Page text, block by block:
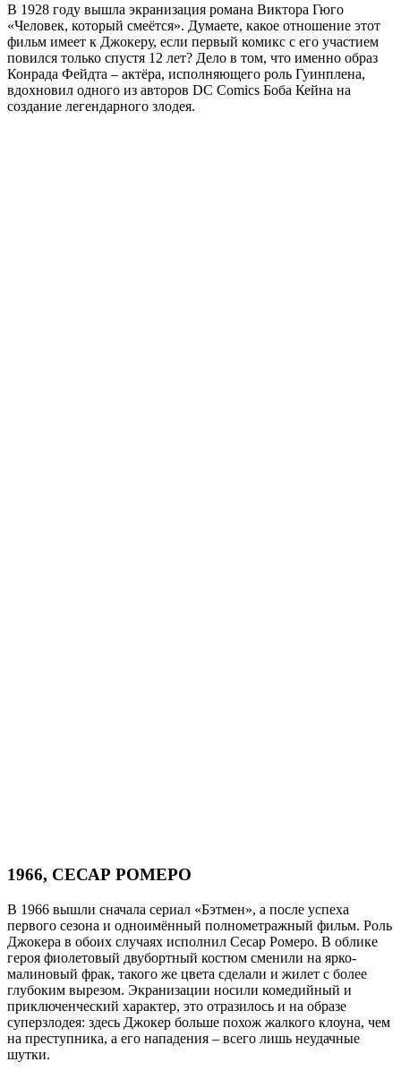
В 1928 году вышла экранизация романа Виктора Гюго
«Человек, который смеётся». Думаете, какое отношение этот
фильм имеет к Джокеру, если первый комикс с его участием
повился только спустя 12 лет? Дело в том, что именно образ
Конрада Фейдта – актёра, исполняющего роль Гуинплена,
вдохновил одного из авторов DC Comics Боба Кейна на
создание легендарного злодея.
1966, СЕСАР РОМЕРО
В 1966 вышли сначала сериал «Бэтмен», а после успеха
первого сезона и одноимённый полнометражный фильм. Роль
Джокера в обоих случаях исполнил Сесар Ромеро. В облике
героя фиолетовый двубортный костюм сменили на ярко-
малиновый фрак, такого же цвета сделали и жилет с более
глубоким вырезом. Экранизации носили комедийный и
приключенческий характер, это отразилось и на образе
суперзлодея: здесь Джокер больше похож жалкого клоуна, чем
на преступника, а его нападения – всего лишь неудачные
шутки.